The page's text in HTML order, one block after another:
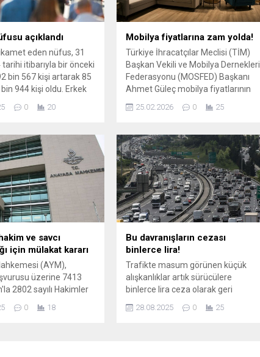
açıklandı
eden nüfus, 31
tarihi itibarıyla bir önceki
bin 567 kişi artarak 85
944 kişi oldu. Erkek
nüfus 42 milyon 811
0 20
Mobilya fiyatlarına zam yolda!
Türkiye İhracatçılar Meclisi (TİM)
Başkan Vekili ve Mobilya Dernekleri
Federasyonu (MOSFED) Başkanı
Ahmet Güleç mobilya fiyatlarının
yıl sonuna kadar yüzde 20’den fazla
25.02.2026 0 25
ve savcı
için mülakat kararı
(AYM),
üzerine 7413
2802 sayılı Hakimler
eklenen bazı
istemini
0 18
Bu davranışların cezası
binlerce lira!
Trafikte masum görünen küçük
alışkanlıklar artık sürücülere
binlerce lira ceza olarak geri
dönüyor. Basit hataların bedeli 690
liradan başlayıp 1.506 liraya kadar
28.08.2025 0 25